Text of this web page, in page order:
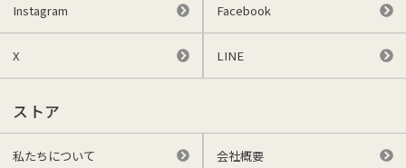
Instagram Facebook
X LINE
ストア
私たちについて 会社概要